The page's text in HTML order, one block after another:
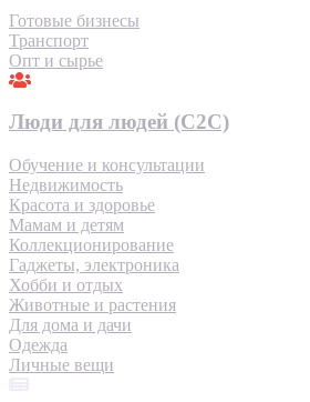
Готовые бизнесы
Транспорт
Опт и сырье
Люди для людей (С2С)
Обучение и консультации
Недвижимость
Красота и здоровье
Мамам и детям
Коллекционирование
Гаджеты, электроника
Хобби и отдых
Животные и растения
Для дома и дачи
Одежда
Личные вещи